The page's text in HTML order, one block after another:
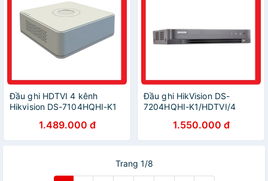
Đầu ghi HDTVI 4 kênh
Hikvision DS-7104HQHI-K1
1.489.000 đ
Đầu ghi HikVision DS-
7204HQHI-K1/HDTVI/4
1.550.000 đ
Trang 1/8